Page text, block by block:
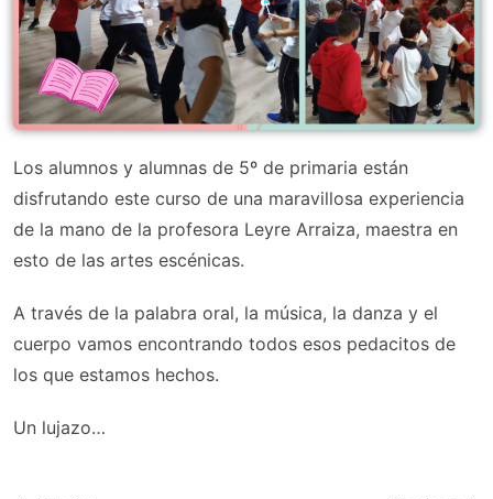
Los alumnos y alumnas de 5º de primaria están
disfrutando este curso de una maravillosa experiencia
de la mano de la profesora Leyre Arraiza, maestra en
esto de las artes escénicas.
A través de la palabra oral, la música, la danza y el
cuerpo vamos encontrando todos esos pedacitos de
los que estamos hechos.
Un lujazo…